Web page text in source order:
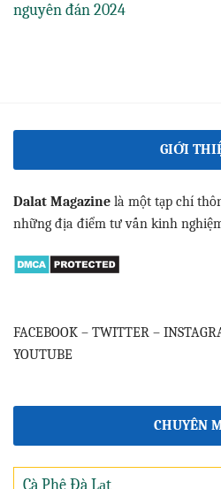
nguyên đán 2024
GIỚI
Dalat Magazine là một tạp chí
những địa điểm tư vấn kinh
FACEBOOK – TWITTER –
YOUTUBE
CHUYÊN
Cà Phê Đà Lạt